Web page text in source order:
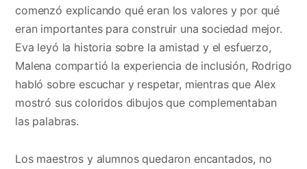
comenzó explicando qué eran los valores y por qué
eran importantes para construir una sociedad mejor.
Eva leyó la historia sobre la amistad y el esfuerzo,
Malena compartió la experiencia de inclusión, Rodrigo
habló sobre escuchar y respetar, mientras que Alex
mostró sus coloridos dibujos que complementaban
las palabras.
Los maestros y alumnos quedaron encantados, no